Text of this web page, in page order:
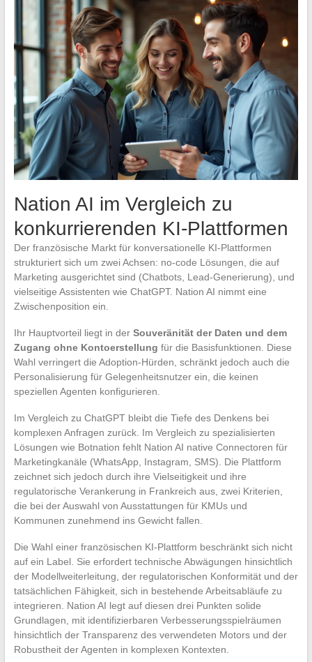
Nation AI im Vergleich zu
konkurrierenden KI-Plattformen
Der französische Markt für konversationelle KI-Plattformen
strukturiert sich um zwei Achsen: no-code Lösungen, die auf
Marketing ausgerichtet sind (Chatbots, Lead-Generierung), und
vielseitige Assistenten wie ChatGPT. Nation AI nimmt eine
Zwischenposition ein.
Ihr Hauptvorteil liegt in der Souveränität der Daten und dem
Zugang ohne Kontoerstellung für die Basisfunktionen. Diese
Wahl verringert die Adoption-Hürden, schränkt jedoch auch die
Personalisierung für Gelegenheitsnutzer ein, die keinen
speziellen Agenten konfigurieren.
Im Vergleich zu ChatGPT bleibt die Tiefe des Denkens bei
komplexen Anfragen zurück. Im Vergleich zu spezialisierten
Lösungen wie Botnation fehlt Nation AI native Connectoren für
Marketingkanäle (WhatsApp, Instagram, SMS). Die Plattform
zeichnet sich jedoch durch ihre Vielseitigkeit und ihre
regulatorische Verankerung in Frankreich aus, zwei Kriterien,
die bei der Auswahl von Ausstattungen für KMUs und
Kommunen zunehmend ins Gewicht fallen.
Die Wahl einer französischen KI-Plattform beschränkt sich nicht
auf ein Label. Sie erfordert technische Abwägungen hinsichtlich
der Modellweiterleitung, der regulatorischen Konformität und der
tatsächlichen Fähigkeit, sich in bestehende Arbeitsabläufe zu
integrieren. Nation AI legt auf diesen drei Punkten solide
Grundlagen, mit identifizierbaren Verbesserungsspielräumen
hinsichtlich der Transparenz des verwendeten Motors und der
Robustheit der Agenten in komplexen Kontexten.